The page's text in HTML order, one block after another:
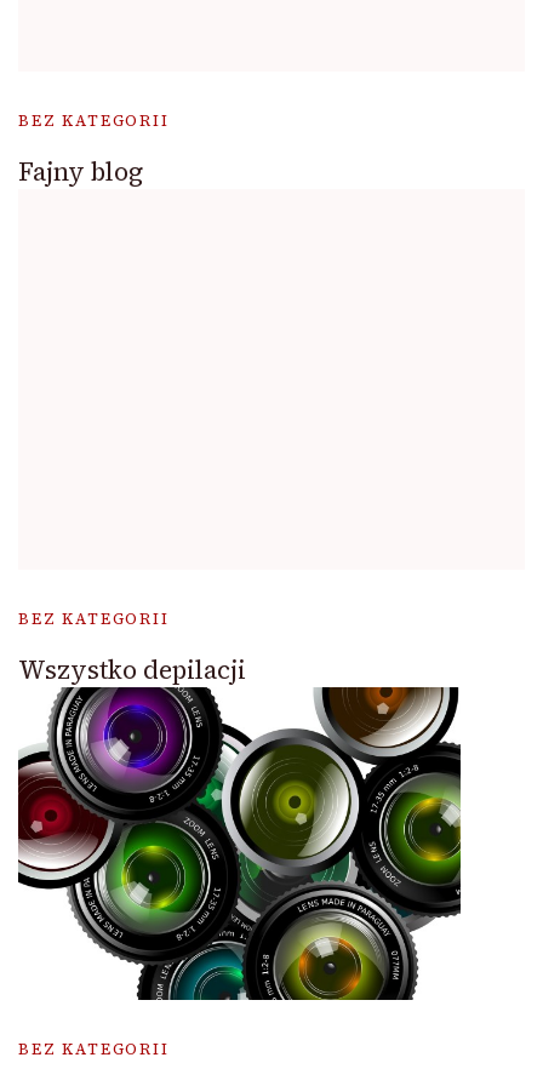
BEZ KATEGORII
Fajny blog
BEZ KATEGORII
Wszystko depilacji
BEZ KATEGORII